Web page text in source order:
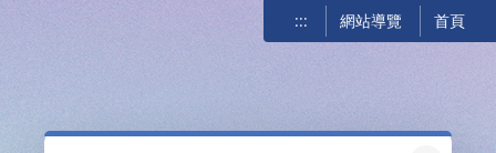
::: 網站導覽 首頁